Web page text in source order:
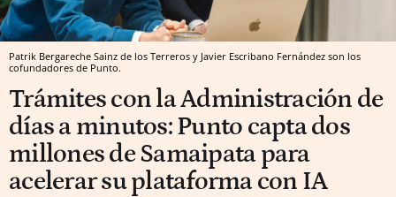
Patrik Bergareche Sainz de los Terreros y Javier Escribano Fernández son los
cofundadores de Punto.
Trámites con la Administración de
días a minutos: Punto capta dos
millones de Samaipata para
acelerar su plataforma con IA